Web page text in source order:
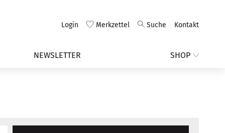
Login Merkzettel Suche Kontakt
NEWSLETTER SHOP